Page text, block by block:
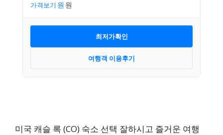
가격보기
최저가확인
여행객 이용후기
미국 캐슬 록 (CO) 숙소 선택 잘하시고 즐거운 여행